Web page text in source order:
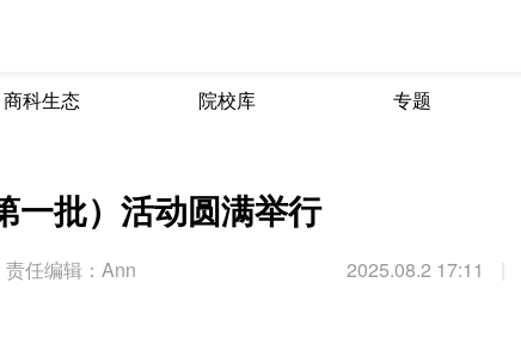
商科生态 院校库 专题
一批）活动圆满举行
责任编辑：Ann 2025.08.2 17:11